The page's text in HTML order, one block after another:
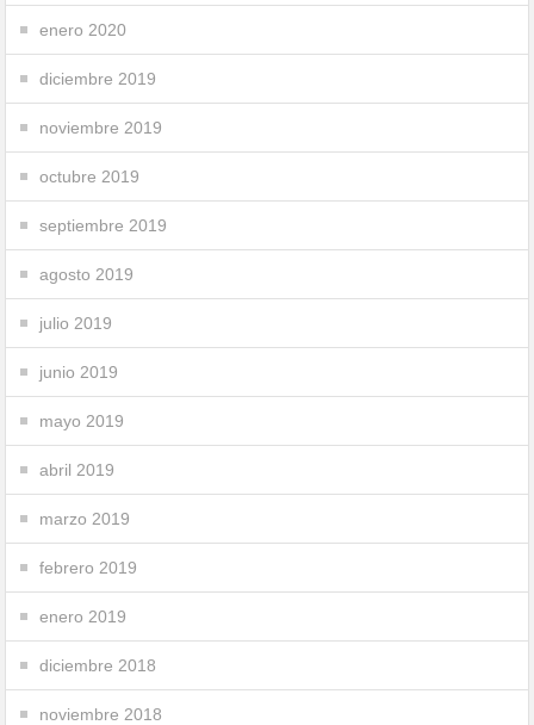
enero 2020
diciembre 2019
noviembre 2019
octubre 2019
septiembre 2019
agosto 2019
julio 2019
junio 2019
mayo 2019
abril 2019
marzo 2019
febrero 2019
enero 2019
diciembre 2018
noviembre 2018